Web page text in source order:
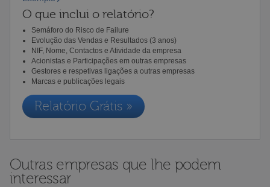
O que inclui o relatório?
Semáforo do Risco de Failure
Evolução das Vendas e Resultados (3 anos)
NIF, Nome, Contactos e Atividade da empresa
Acionistas e Participações em outras empresas
Gestores e respetivas ligações a outras empresas
Marcas e publicações legais
Relatório Grátis »
Outras empresas que lhe podem
interessar